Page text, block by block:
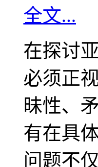
全文...
在探讨
必须正
昧性、
有在具
问题不